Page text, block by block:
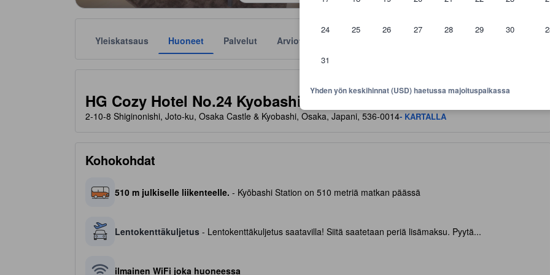
24 25 26 27 28 29 30
31
Yhden yön keskihinnat (USD) haetussa majoituspaikassa
Yleiskatsaus Huoneet Palvelut Arviot
HG Cozy Hotel No.24 Kyobashi Sta.
2-10-8 Shiginonishi, Joto-ku, Osaka Castle & Kyobashi, Osaka, Japani, 536-0014- KARTALLA
Kohokohdat
510 m julkiselle liikenteelle. - Kyōbashi Station on 510 metriä matkan päässä
Lentokenttäkuljetus - Lentokenttäkuljetus saatavilla! Siitä saatetaan periä lisämaksu. Pyytä...
ilmainen WiFi joka huoneessa